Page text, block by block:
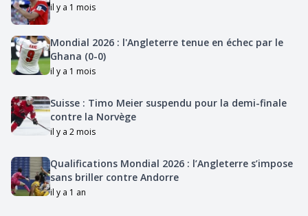
il y a 1 mois
Mondial 2026 : l'Angleterre tenue en échec par le
Ghana (0-0)
il y a 1 mois
Suisse : Timo Meier suspendu pour la demi-finale
contre la Norvège
il y a 2 mois
Qualifications Mondial 2026 : l’Angleterre s’impose
sans briller contre Andorre
il y a 1 an